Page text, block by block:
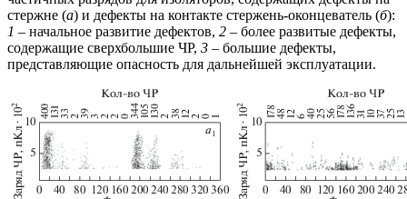
стержне (а) и дефекты на контакте стержень-оконцеватель (б):
1 – начальное развитие дефектов, 2 – более развитые дефекты,
содержащие сверхбольшие ЧР, 3 – большие дефекты,
представляющие опасность для дальнейшей эксплуатации.